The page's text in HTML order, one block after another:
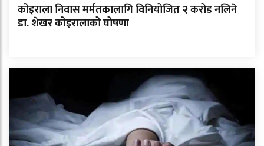
कोइराला निवास मर्मतकालागि विनियोजित २ करोड नलिने
डा. शेखर कोइरालाको घोषणा